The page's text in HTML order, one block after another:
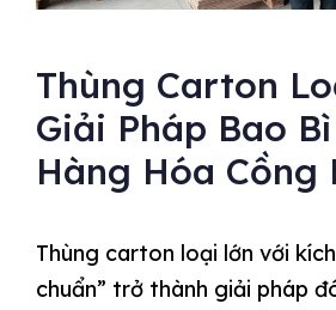
Thùng Carton
Giải Pháp Bao
Hàng Hóa Cồng
Thùng carton loại lớn với
chuẩn” trở thành giải pháp